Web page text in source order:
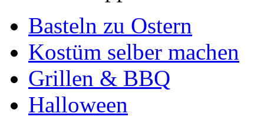
Basteln zu Ostern
Kostüm selber machen
Grillen & BBQ
Halloween